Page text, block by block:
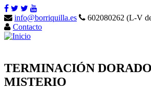
info@borriquilla.es
602080262 (L-V
Contacto
TERMINACIÓN
MISTERIO